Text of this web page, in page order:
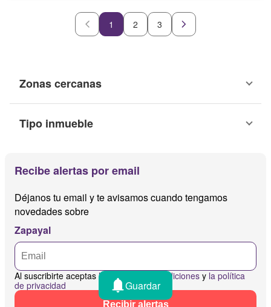
1 2 3
Zonas cercanas
Tipo inmueble
Recibe alertas por email
Déjanos tu email y te avisamos cuando tengamos
novedades sobre
Zapayal
Al suscribirte aceptas los términos y condiciones y la política
de privacidad
Recibir alertas
Guardar